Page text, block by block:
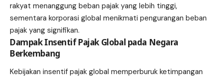
rakyat menanggung beban pajak yang lebih tinggi,
sementara korporasi global menikmati pengurangan beban
pajak yang signifikan.
Dampak Insentif Pajak Global pada Negara
Berkembang
Kebijakan insentif pajak global memperburuk ketimpangan